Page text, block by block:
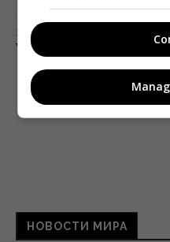
Предыдущий пост
ЗАЧЕМ УКРАИНЦАМ
УПАДКЕ ЕВРОПЫ
КАК
НОВОСТИ МИРА